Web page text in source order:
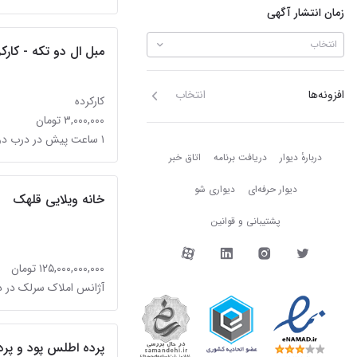
زمان انتشار آگهی
انتخاب
افزونه‌ها انتخاب
دربارهٔ دیوار دربارهٔ دیوار دریافت برنامه اتاق خبر
دیوار حرفه‌ای دیواری شو
پشتیبانی و قوانین
دیوار در شبکه‌های
مبل ال دو تکه -
کارکرده
۳,۰۰۰,۰۰۰ تومان
۱ ساعت پیش در درب دوم
خانه ویلایی قلهک
۱۲۵,۰۰۰,۰۰۰,۰۰۰ تومان
آژانس املاک سرلک
پرده اطلس پود و